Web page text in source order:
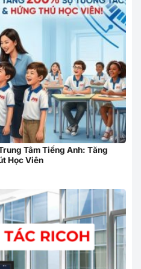
Tâm Tiếng Anh: Tăng
Học Viên